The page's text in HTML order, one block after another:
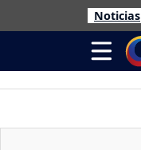
Noticias